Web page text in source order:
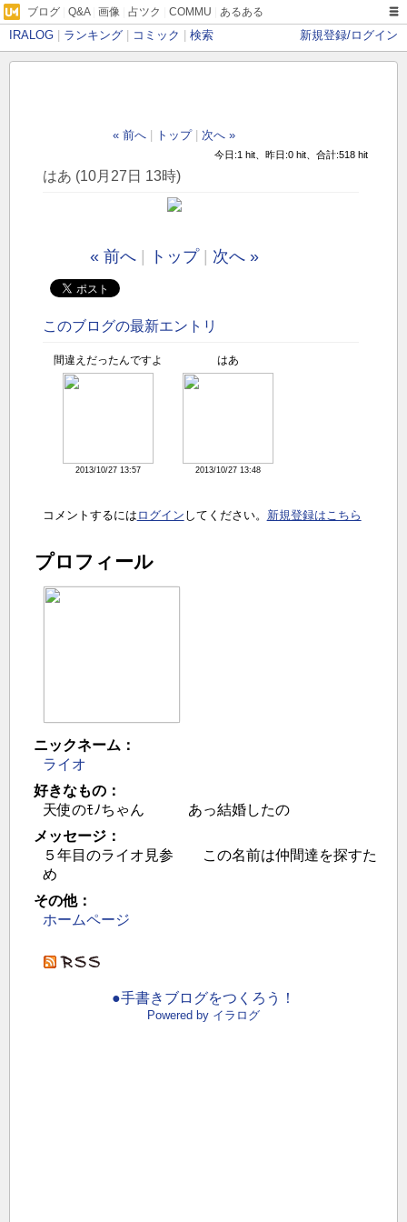
ブログ Q&A| 画像 占ツク COMMU あるある
IRALOG ランキング コミック 検索 新規登録/ログイン
« 前へ トップ 次へ »
今日:1 hit、昨日:0 hit、合計:518 hit
はあ (10月27日 13時)
« 前へ トップ 次へ »
このブログの最新エントリ
間違えだったんですよ
2013/10/27 13:57
はあ
2013/10/27 13:48
コメントするには ログイン してください。 新規登録はこちら
プロフィール
ニックネーム：
ライオ
好きなもの：
天使のﾓﾉちゃん あっ結婚したの
メッセージ：
５年目のライオ見参 この名前は仲間達を探すた
め
その他：
ホームページ
●手書きブログをつくろう！
Powered by イラログ